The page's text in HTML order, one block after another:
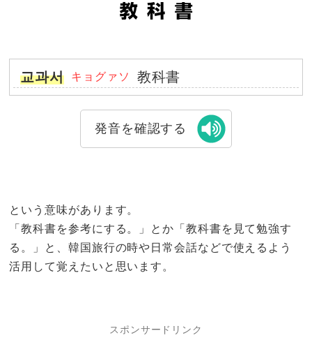
교과서 キョグァソ 教科書
発音を確認する
という意味があります。
「教科書を参考にする。」とか「教科書を見て勉強す
る。」と、韓国旅行の時や日常会話などで使えるよう
活用して覚えたいと思います。
スポンサードリンク